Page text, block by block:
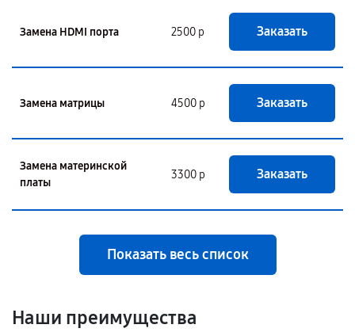
Замена HDMI порта 2500 р Заказать
Замена матрицы 4500 р Заказать
Замена материнской
платы
3300 р Заказать
Показать весь список
Наши преимущества